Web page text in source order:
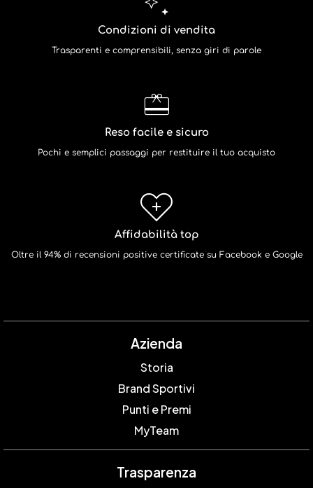
Condizioni di vendita
Trasparenti e comprensibili, senza giri di parole
Reso facile e sicuro
Pochi e semplici passaggi per restituire il tuo acquisto
Affidabilità top
Oltre il 94% di recensioni positive certificate su Facebook e Google
Azienda
Storia
Brand Sportivi
Punti e Premi
MyTeam
Trasparenza